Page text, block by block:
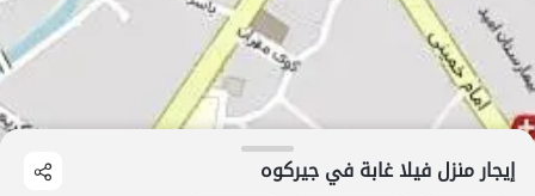
إيجار منزل فيلا غابة في جیرکوه